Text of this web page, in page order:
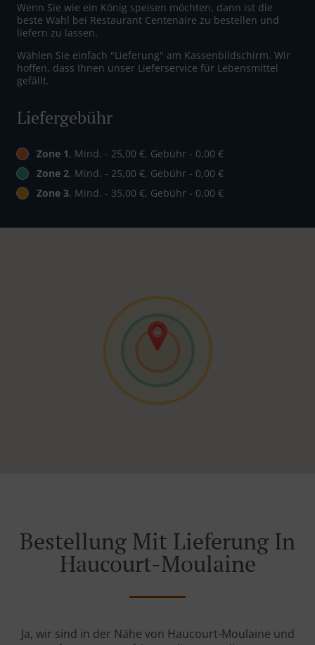
Wenn Sie wie ein König speisen möchten, dann ist die
beste Wahl bei Restaurant Centenaire zu bestellen und
liefern zu lassen.
Wählen Sie einfach "Lieferung" am Kassenbildschirm. Wir
hoffen, dass Ihnen unser Lieferservice für Lebensmittel
gefällt.
Liefergebühr
Zone 1, Mind. - 25,00 €, Gebühr - 0,00 €
Zone 2, Mind. - 25,00 €, Gebühr - 0,00 €
Zone 3, Mind. - 35,00 €, Gebühr - 0,00 €
Bestellung Mit Lieferung In
Haucourt-Moulaine
Ja, wir sind in der Nähe von Haucourt-Moulaine und